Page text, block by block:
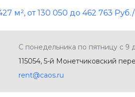
м², от 130 050 до 462 763
С понедельника по пятницу с 9
115054, 5-й Монетчиковский
rent@caos.ru